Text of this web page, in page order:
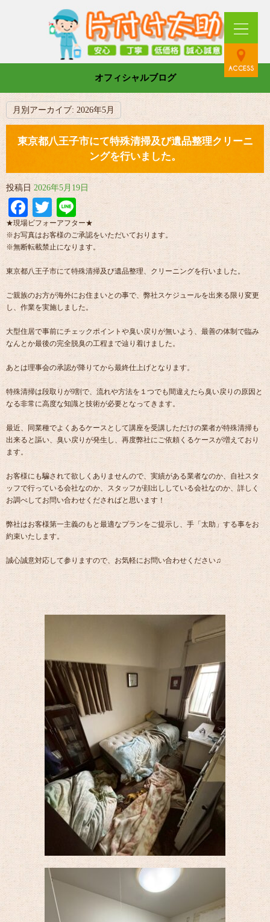
オフィシャルブログ
月別アーカイブ: 2026年5月
東京都八王子市にて特殊清掃及び遺品整理クリーニ
ングを行いました。
投稿日 2026年5月19日
Facebook
Twitter
Line
★現場ビフォーアフター★
※お写真はお客様のご承認をいただいております。
※無断転載禁止になります。
東京都八王子市にて特殊清掃及び遺品整理、クリーニングを行いました。
ご親族のお方が海外にお住まいとの事で、弊社スケジュールを出来る限り変更
し、作業を実施しました。
大型住居で事前にチェックポイントや臭い戻りが無いよう、最善の体制で臨み
なんとか最後の完全脱臭の工程まで辿り着けました。
あとは理事会の承認が降りてから最終仕上げとなります。
特殊清掃は段取りが9割で、流れや方法を１つでも間違えたら臭い戻りの原因と
なる非常に高度な知識と技術が必要となってきます。
最近、同業種でよくあるケースとして講座を受講しただけの業者が特殊清掃も
出来ると謳い、臭い戻りが発生し、再度弊社にご依頼くるケースが増えており
ます。
お客様にも騙されて欲しくありませんので、実績がある業者なのか、自社スタ
ッフで行っている会社なのか、スタッフが顔出ししている会社なのか、詳しく
お調べしてお問い合わせくださればと思います！
弊社はお客様第一主義のもと最適なプランをご提示し、手「太助」する事をお
約束いたします。
誠心誠意対応して参りますので、お気軽にお問い合わせください♫